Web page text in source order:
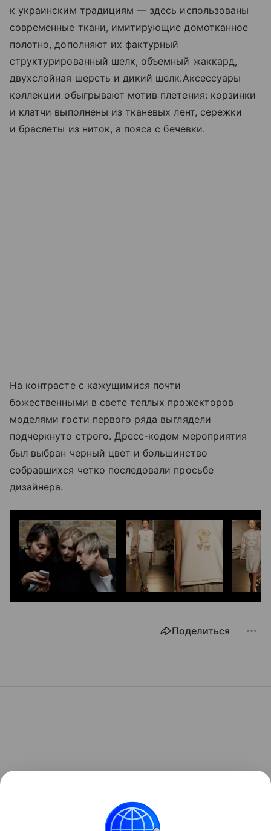
к украинским традициям — здесь использованы
современные ткани, имитирующие домотканное
полотно, дополняют их фактурный
структурированный шелк, объемный жаккард,
двухслойная шерсть и дикий шелк.Аксессуары
коллекции обыгрывают мотив плетения: корзинки
и клатчи выполнены из тканевых лент, сережки
и браслеты из ниток, а пояса с бечевки.
На контрасте с кажущимися почти
божественными в свете теплых прожекторов
моделями гости первого ряда выглядели
подчеркнуто строго. Дресс-кодом мероприятия
был выбран черный цвет и большинство
собравшихся четко последовали просьбе
дизайнера.
Поделиться